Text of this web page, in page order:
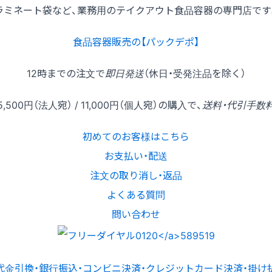
ミネート袋など、業務用のテイクアウト食品容器の専門店です
食品容器販売の【パックデポ】
12時までの注文で即日発送（休日・受発注品を除く）
円（法人宛） / 11,000円（個人宛）の購入で、 送料・代引手数
初めてのお客様はこちら
お支払い・配送
注文の取り消し・返品
よくある質問
問い合わせ